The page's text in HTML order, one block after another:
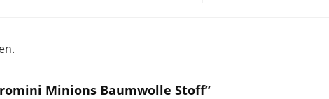
Minions Baumwolle Stoff”